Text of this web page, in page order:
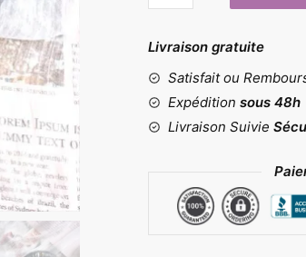
Moules
Cendrier
Livraison gratuite
Satisfait ou
Expédition sous 48h
Livraison Suivie